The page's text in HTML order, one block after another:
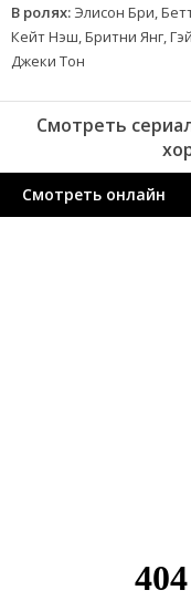
В ролях: Элисон Бри,
Кейт Нэш, Бритни Янг,
Джеки Тон
Смотреть
Смотреть онлайн